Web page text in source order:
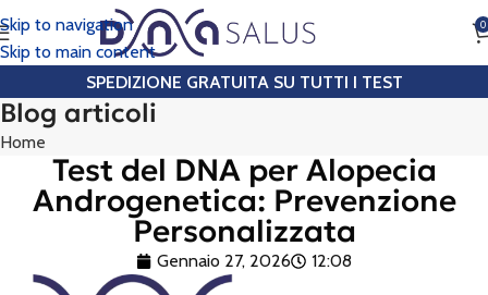
Skip to navigation
Skip to main content
0
SPEDIZIONE GRATUITA SU TUTTI I TEST
Blog articoli
Home
Test del DNA per Alopecia
Androgenetica: Prevenzione
Personalizzata
Gennaio 27, 2026 12:08